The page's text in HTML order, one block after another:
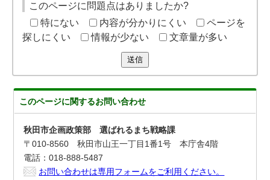
このページに問題点はありましたか?
特にない
内容が分かりにくい
ページを
探しにくい
情報が少ない 文章量が多い
送信
このページに関するお問い合わせ
秋田市企画政策部 選ばれるまち戦略課
〒010-8560 秋田市山王一丁目1番1号 本庁舎4階
電話：018-888-5487
お問い合わせは専用フォームをご利用ください。